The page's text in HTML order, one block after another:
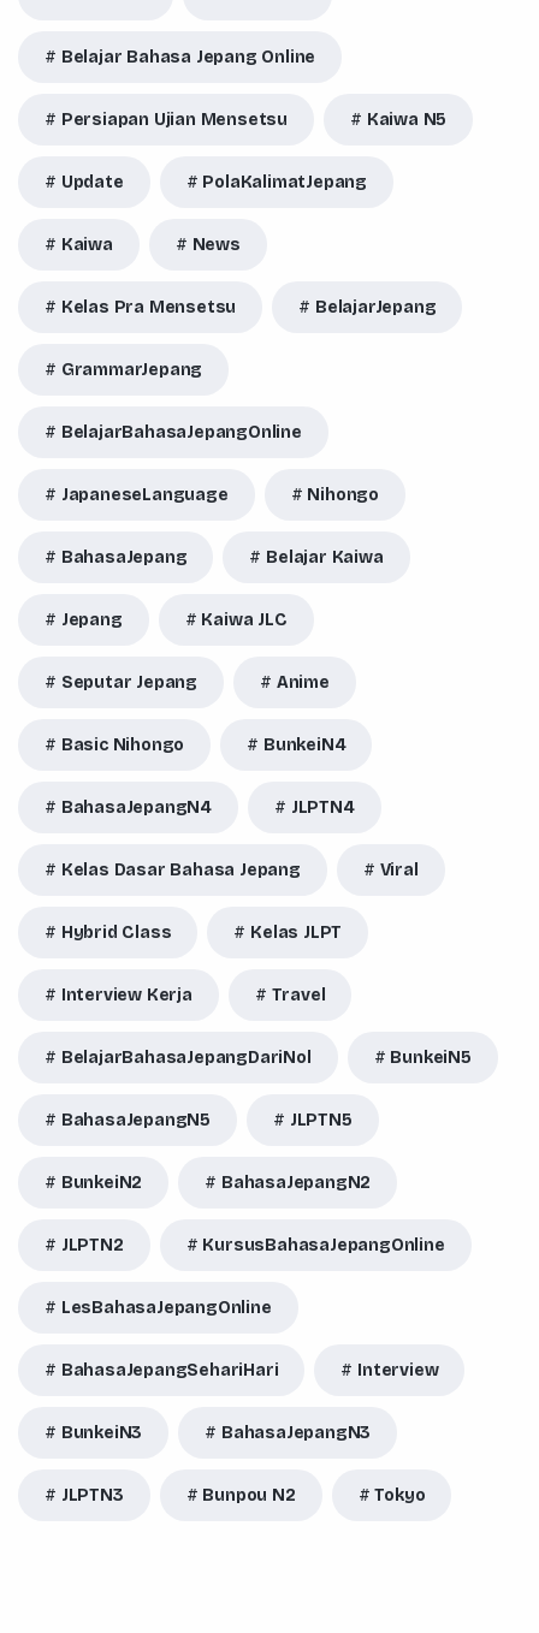
Belajar Bahasa Jepang Online
Persiapan Ujian Mensetsu Kaiwa N5
Update PolaKalimatJepang
Kaiwa News
Kelas Pra Mensetsu BelajarJepang
GrammarJepang
BelajarBahasaJepangOnline
JapaneseLanguage Nihongo
BahasaJepang Belajar Kaiwa
Jepang Kaiwa JLC
Seputar Jepang Anime
Basic Nihongo BunkeiN4
BahasaJepangN4 JLPTN4
Kelas Dasar Bahasa Jepang Viral
Hybrid Class Kelas JLPT
Interview Kerja Travel
BelajarBahasaJepangDariNol BunkeiN5
BahasaJepangN5 JLPTN5
BunkeiN2 BahasaJepangN2
JLPTN2 KursusBahasaJepangOnline
LesBahasaJepangOnline
BahasaJepangSehariHari Interview
BunkeiN3 BahasaJepangN3
JLPTN3 Bunpou N2 Tokyo